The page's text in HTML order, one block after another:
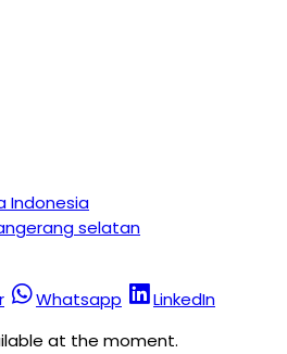
Indonesia
selatan
Whatsapp
LinkedIn
at the moment.